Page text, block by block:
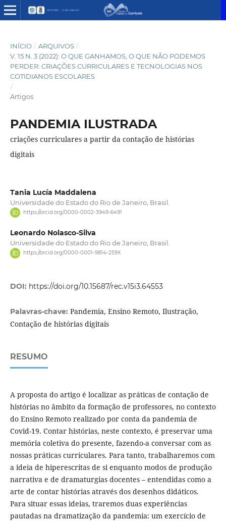
INÍCIO / ARQUIVOS /
V. 15 N. 3 (2022): O QUE GANHAMOS, O QUE NÃO PODEMOS
PERDER: CRIAÇÕES CURRICULARES E TECNOLOGIAS NOS
COTIDIANOS ESCOLARES
/
Artigos
PANDEMIA ILUSTRADA
criações curriculares a partir da contação de histórias
digitais
Tania Lucía Maddalena
Universidade do Estado do Rio de Janeiro, Brasil.
https://orcid.org/0000-0002-3949-6491
Leonardo Nolasco-Silva
Universidade do Estado do Rio de Janeiro, Brasil.
https://orcid.org/0000-0001-9814-259X
DOI: https://doi.org/10.15687/rec.v15i3.64553
Palavras-chave: Pandemia, Ensino Remoto, Ilustração,
Contação de histórias digitais
RESUMO
A proposta do artigo é localizar as práticas de contação de
histórias no âmbito da formação de professores, no contexto
do Ensino Remoto realizado por conta da pandemia de
Covid-19. Contar histórias, neste contexto, é preservar uma
memória coletiva do presente, fazendo-a conversar com as
nossas práticas curriculares. Para tanto, trabalharemos com
a ideia de hiperescritas de si enquanto modos de produção
narrativa e de dramaturgias docentes – entendidas como a
arte de contar histórias através dos desenhos didáticos.
Para situar essas ideias, traremos duas experiências
pautadas na dramatização da pandemia: um exercício de